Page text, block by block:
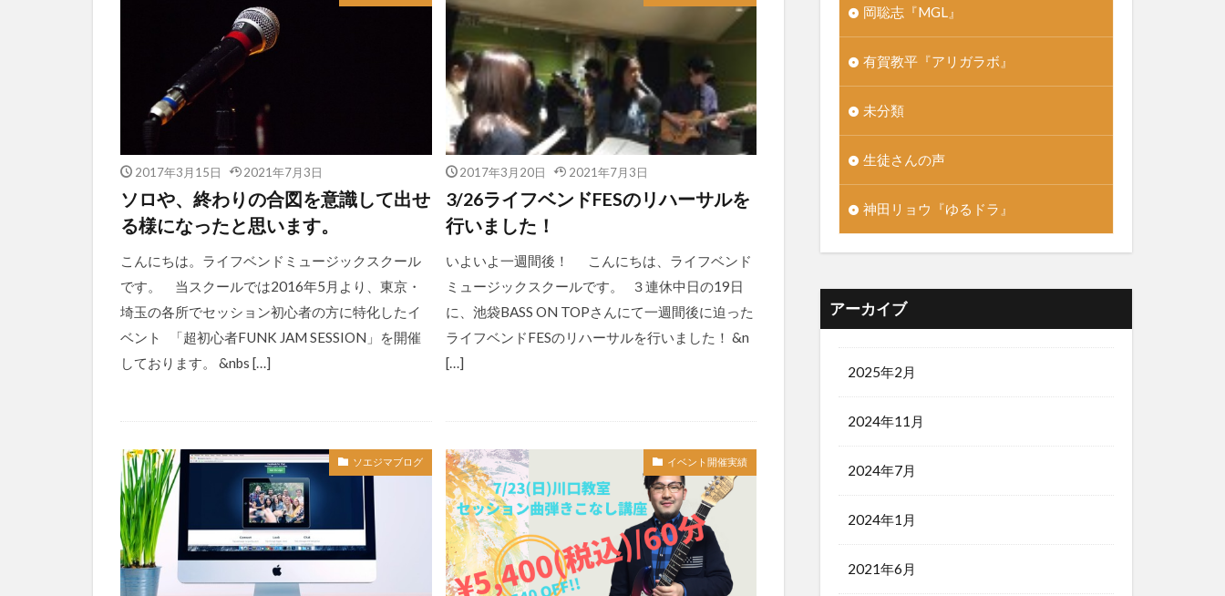
2017年3月15日 2021年7月3日
ソロや、終わりの合図を意識して出せ
る様になったと思います。
こんにちは。ライフベンドミュージックスクール
です。 当スクールでは2016年5月より、東京・
埼玉の各所でセッション初心者の方に特化したイ
ベント 「超初心者FUNK JAM SESSION」を開催
しております。 &nbs […]
2017年3月20日 2021年7月3日
3/26ライフベンドFESのリハーサルを
行いました！
いよいよ一週間後！ こんにちは、ライフベンド
ミュージックスクールです。 ３連休中日の19日
に、池袋BASS ON TOPさんにて一週間後に迫った
ライフベンドFESのリハーサルを行いました！ &n
[…]
ソエジマブログ イベント開催実績
岡聡志『MGL』
有賀教平『アリガラボ』
未分類
生徒さんの声
神田リョウ『ゆるドラ』
アーカイブ
2025年2月
2024年11月
2024年7月
2024年1月
2021年6月